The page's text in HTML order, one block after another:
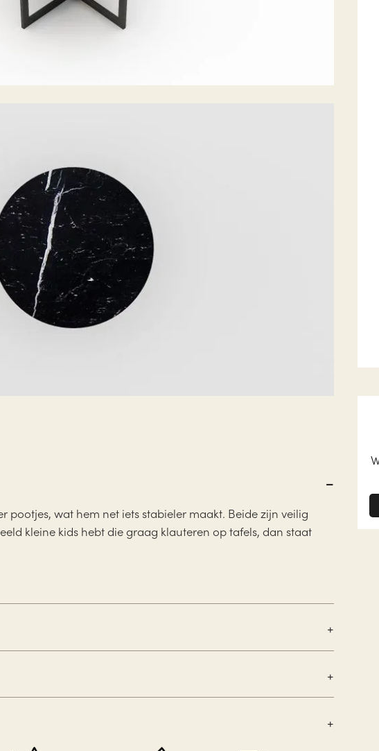
pootjes, wat hem net iets stabieler maakt. Beide zijn veilig
kleine kids hebt die graag klauteren op tafels, dan staat